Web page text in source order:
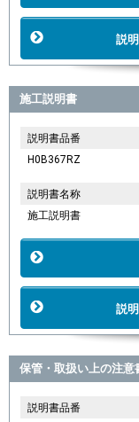
説
施工説明書
説明書品番
H0B367RZ
説明書名称
施工説明書
説
保管・取扱い上の注意
説明書品番